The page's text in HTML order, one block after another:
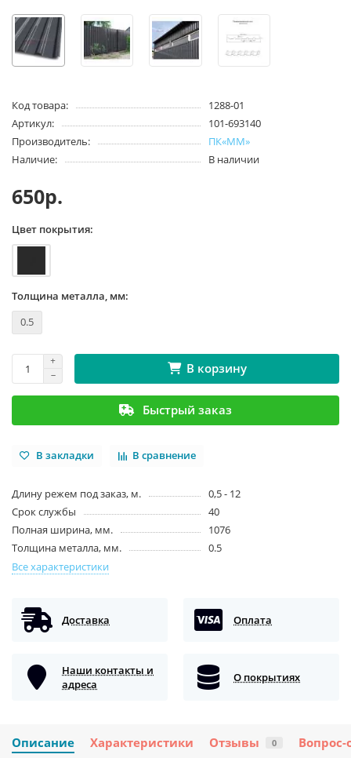
Код товара:
1288-01
Артикул:
101-693140
Производитель:
ПК«ММ»
Наличие:
В наличии
650р.
Цвет покрытия:
Толщина металла, мм:
0.5
В корзину
Быстрый заказ
В закладки В сравнение
Длину режем под заказ, м.
0,5 - 12
Срок службы
40
Полная ширина, мм.
1076
Толщина металла, мм.
0.5
Все характеристики
Доставка Оплата
Наши контакты и
адреса
О покрытиях
Описание Характеристики Отзывы 0 Вопрос-